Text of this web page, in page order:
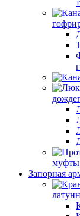
муфты
Запорная